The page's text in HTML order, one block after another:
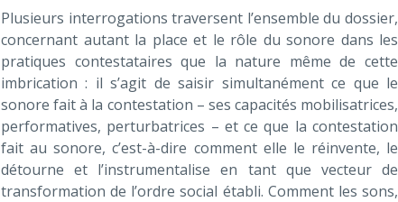
Plusieurs interrogations traversent l’ensemble du dossier,
concernant autant la place et le rôle du sonore dans les
pratiques contestataires que la nature même de cette
imbrication : il s’agit de saisir simultanément ce que le
sonore fait à la contestation – ses capacités mobilisatrices,
performatives, perturbatrices – et ce que la contestation
fait au sonore, c’est-à-dire comment elle le réinvente, le
détourne et l’instrumentalise en tant que vecteur de
transformation de l’ordre social établi. Comment les sons,